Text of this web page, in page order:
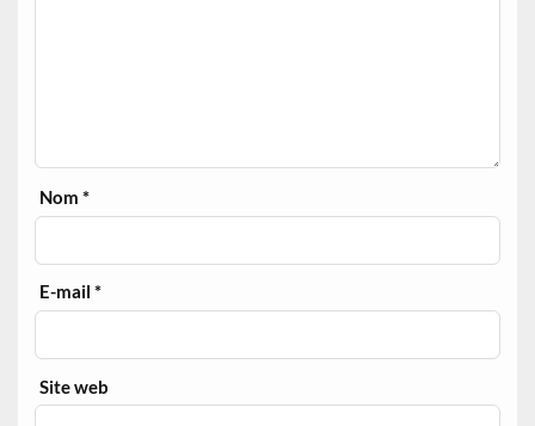
Nom*
E-mail*
Site web